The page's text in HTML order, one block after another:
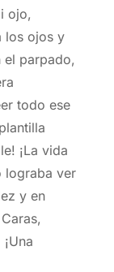
ojo,
los ojos y
el parpado,
todo ese
¡La vida
lograba ver
y en